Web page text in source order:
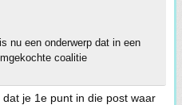
nu een onderwerp dat in een
coalitie
je 1e punt in die post waar